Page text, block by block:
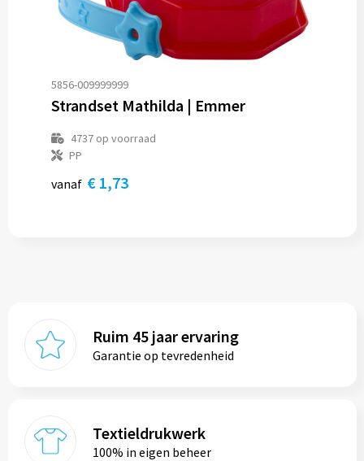
5856-009999999
Strandset Mathilda | Emmer
4737op voorraad
PP
vanaf € 1,73
Ruim 45 jaar ervaring
Garantie op tevredenheid
Textieldrukwerk
100% in eigen beheer